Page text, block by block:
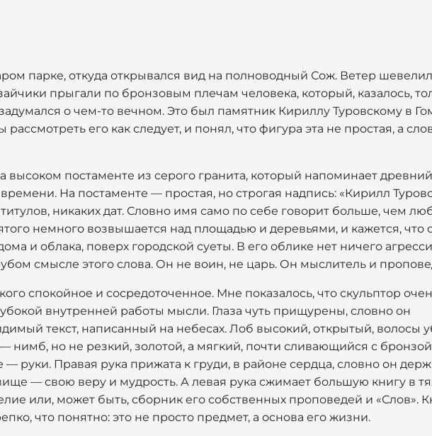
парке, откуда открывался вид на полноводный Сож. Ветер шевелил
прыгали по бронзовым плечам человека, который, казалось,
о чем-то вечном. Это был памятник Кириллу Туровскому в
его как следует, и понял, что фигура эта не простая, а
высоком постаменте из серого гранита, который напоминает
На постаменте — простая, но строгая надпись: «Кирилл
никаких дат. Словно имя само по себе говорит больше, чем
немного возвышается над площадью и деревьями, и кажется, что
и облака, поверх городской суеты. В его облике нет ничего
смысле этого слова. Он не воин, не царь. Он мыслитель и
спокойное и сосредоточенное. Мне показалось, что скульптор
внутренней работы мысли. Глаза чуть прищурены, словно он
текст, написанный на небесах. Лоб высокий, открытый, волосы
нимб, но не резкий, золотой, а мягкий, почти сливающийся с
— руки. Правая рука прижата к груди, в районе сердца, словно он
— свою веру и мудрость. А левая рука сжимает большую книгу в
или, может быть, сборник его собственных проповедей и «Слов».
что понятно: это не просто предмет, а основа его жизни.